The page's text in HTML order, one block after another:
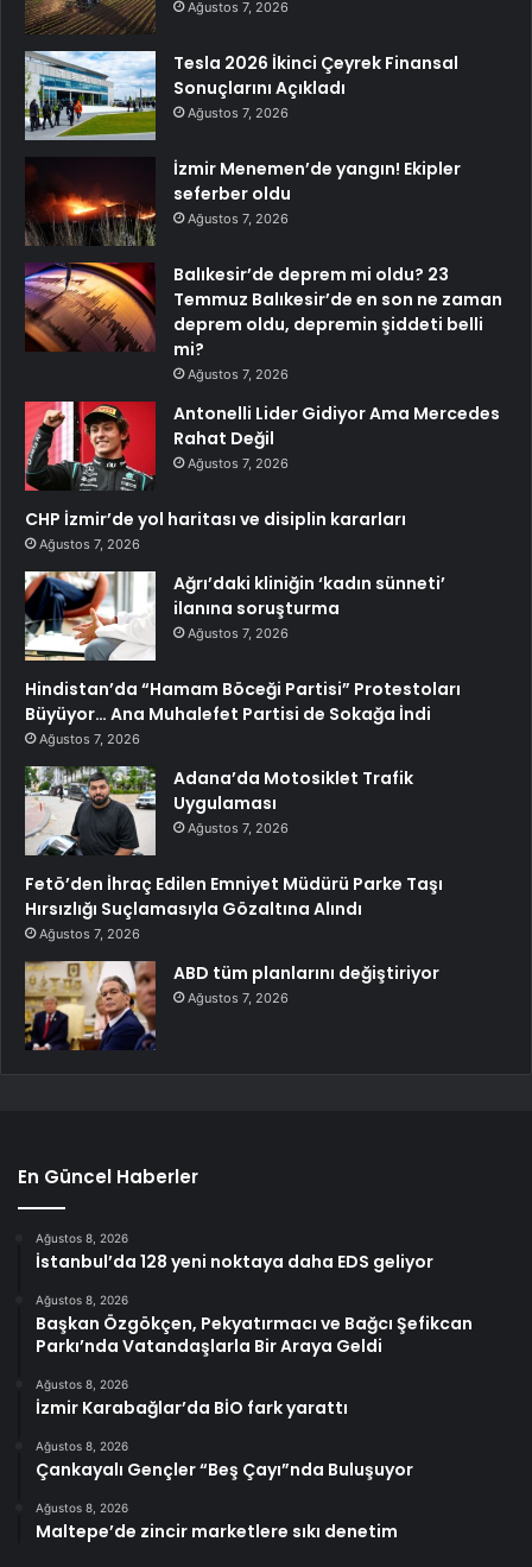
Ağustos 7, 2026
Tesla 2026 İkinci Çeyrek Finansal
Sonuçlarını Açıkladı
Ağustos 7, 2026
İzmir Menemen’de yangın! Ekipler
seferber oldu
Ağustos 7, 2026
Balıkesir’de deprem mi oldu? 23
Temmuz Balıkesir’de en son ne zaman
deprem oldu, depremin şiddeti belli
mi?
Ağustos 7, 2026
Antonelli Lider Gidiyor Ama Mercedes
Rahat Değil
Ağustos 7, 2026
CHP İzmir’de yol haritası ve disiplin kararları
Ağustos 7, 2026
Ağrı’daki kliniğin ‘kadın sünneti’
ilanına soruşturma
Ağustos 7, 2026
Hindistan’da “Hamam Böceği Partisi” Protestoları
Büyüyor… Ana Muhalefet Partisi de Sokağa İndi
Ağustos 7, 2026
Adana’da Motosiklet Trafik
Uygulaması
Ağustos 7, 2026
Fetö’den İhraç Edilen Emniyet Müdürü Parke Taşı
Hırsızlığı Suçlamasıyla Gözaltına Alındı
Ağustos 7, 2026
ABD tüm planlarını değiştiriyor
Ağustos 7, 2026
En Güncel Haberler
Ağustos 8, 2026
İstanbul’da 128 yeni noktaya daha EDS geliyor
Ağustos 8, 2026
Başkan Özgökçen, Pekyatırmacı ve Bağcı Şefikcan
Parkı’nda Vatandaşlarla Bir Araya Geldi
Ağustos 8, 2026
İzmir Karabağlar’da BİO fark yarattı
Ağustos 8, 2026
Çankayalı Gençler “Beş Çayı”nda Buluşuyor
Ağustos 8, 2026
Maltepe’de zincir marketlere sıkı denetim